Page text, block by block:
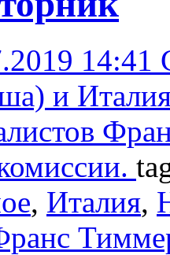
14:41
и Италия
, Италия,